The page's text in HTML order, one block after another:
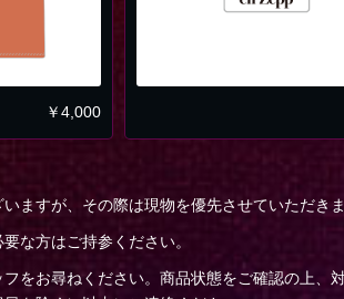
￥4,000
ますが、その際は現物を優先させていただきま
な方はご持参ください。
をお尋ねください。商品状態をご確認の上、